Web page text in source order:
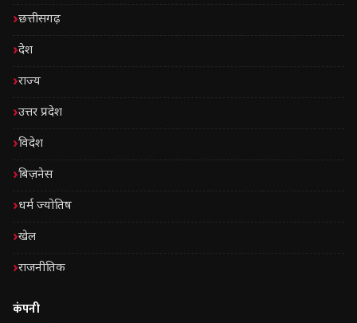
छत्तीसगढ़
देश
राज्य
उत्तर प्रदेश
विदेश
बिज़नेस
धर्म ज्योतिष
खेल
राजनीतिक
कंपनी